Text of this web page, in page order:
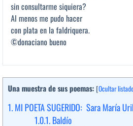
sin consultarme siquiera?
Al menos me pudo hacer
con plata en la faldriquera.
©donaciano bueno
Una muestra de sus poemas: [Ocultar
1.MI POETA SUGERIDO: Sara María
1.0.1.Baldío